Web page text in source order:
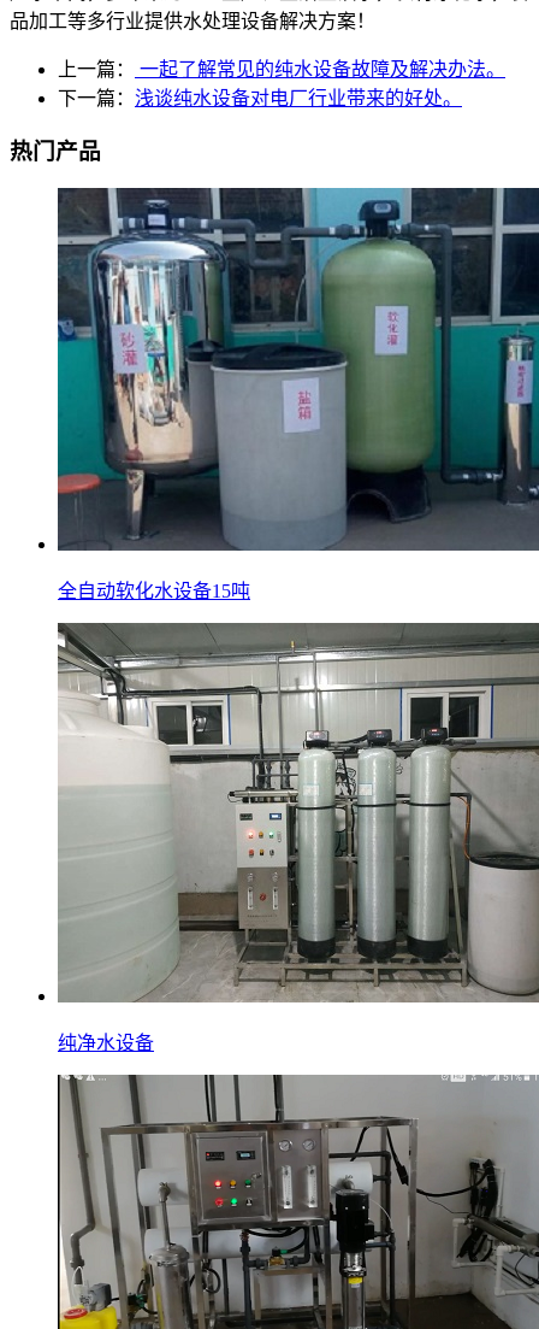
品加工等多行业提供水处理设备解决方案！
上一篇：
一起了解常见的纯水设备故障及解决办法。
下一篇： 浅谈纯水设备对电厂行业带来的好处。
热门产品
全自动软化水设备15吨
纯净水设备